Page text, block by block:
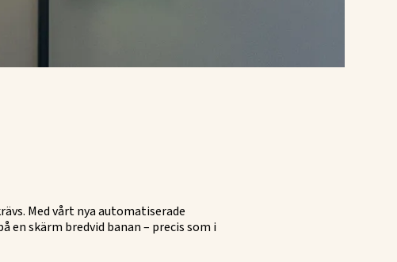
Med vårt nya automatiserade
en skärm bredvid banan – precis som i